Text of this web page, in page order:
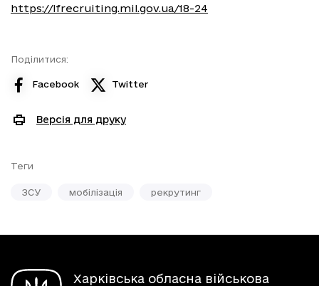
https://lfrecruiting.mil.gov.ua/18-24
Поділитися:
Facebook Twitter
Версія для друку
Теги
ЗСУ мобілізація рекрутинг
Харківська обласна військова